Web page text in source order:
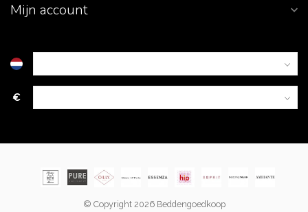
Mijn account
€
© Copyright 2026 Beddengoedkoop